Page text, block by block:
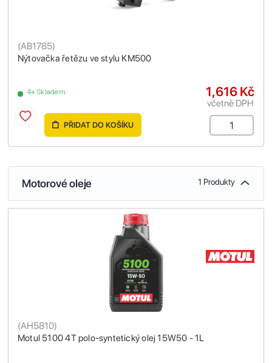
Nýtovačka řetězu ve stylu KM500
(AB1785)
4+ Skladem 1,616 Kč
včetně DPH
PŘIDAT DO KOŠÍKU
Motorové oleje 1 Produkty
Motul 5100 4T polo-syntetický olej 15W50 - 1L
(AH5810)